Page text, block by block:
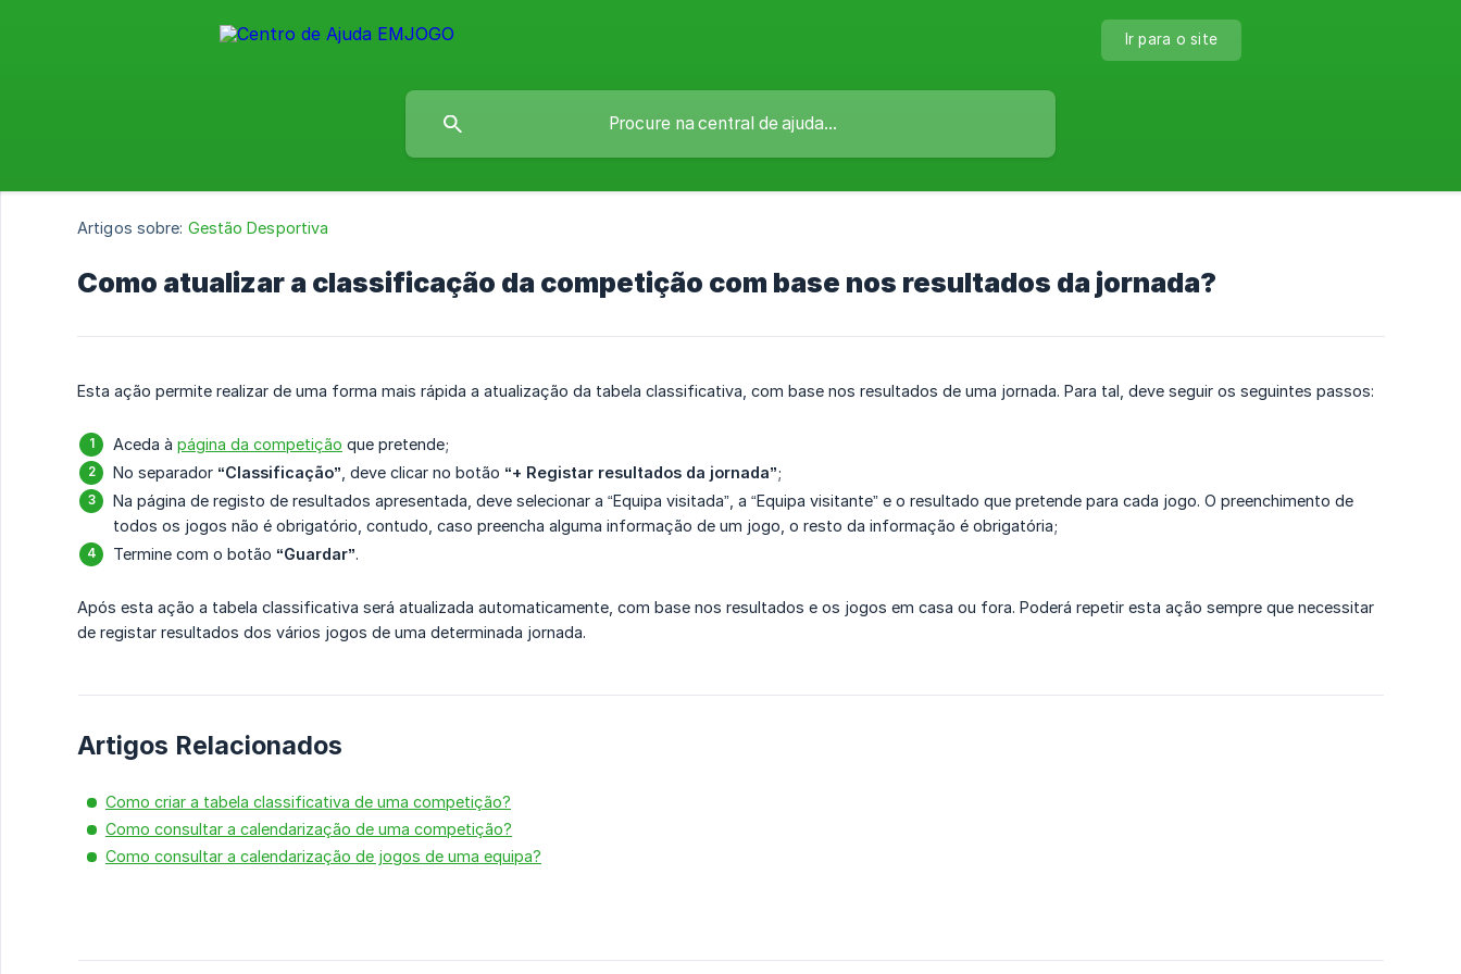
Ir para o site
Artigos sobre: Gestão Desportiva
Como atualizar a classificação da competição com base nos resultados da jornada?
Esta ação permite realizar de uma forma mais rápida a atualização da tabela classificativa, com base nos resultados de uma jornada. Para tal, deve seguir os seguintes passos:
Aceda à página da competição que pretende;
No separador “Classificação” , deve clicar no botão “+ Registar resultados da jornada”;
Na página de registo de resultados apresentada, deve selecionar a “Equipa visitada”, a “Equipa visitante” e o resultado que pretende para cada jogo. O preenchimento de
todos os jogos não é obrigatório, contudo, caso preencha alguma informação de um jogo, o resto da informação é obrigatória;
Termine com o botão “Guardar”.
Após esta ação a tabela classificativa será atualizada automaticamente, com base nos resultados e os jogos em casa ou fora. Poderá repetir esta ação sempre que necessitar
de registar resultados dos vários jogos de uma determinada jornada.
Artigos Relacionados
Como criar a tabela classificativa de uma competição?
Como consultar a calendarização de uma competição?
Como consultar a calendarização de jogos de uma equipa?